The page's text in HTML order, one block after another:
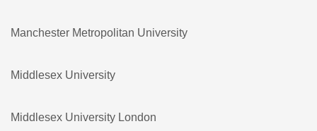
Manchester Metropolitan University
Middlesex University
Middlesex University London